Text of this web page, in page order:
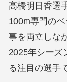
高橋明日香選
100m専門の
事を両立しな
2025年シーズ
る注目の選手